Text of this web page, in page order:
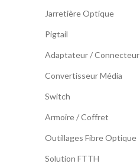
Jarretière Optique
Pigtail
Adaptateur / Connecteur
Convertisseur Média
Switch
Armoire / Coffret
Outillages Fibre Optique
Solution FTTH